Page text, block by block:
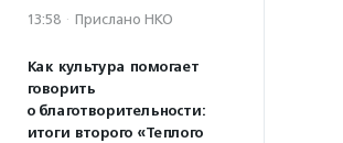
13:58 · Прислано НКО
Как культура помогает
говорить
о благотворительности:
итоги второго «Теплого